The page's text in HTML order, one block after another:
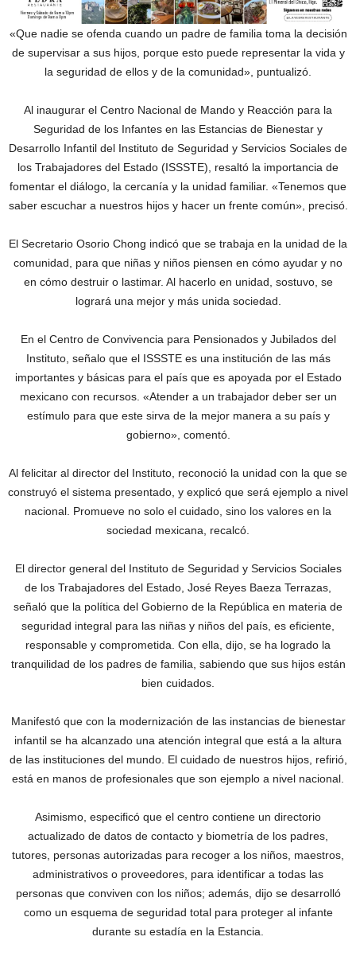
«Que nadie se ofenda cuando un padre de familia toma la decisión
de supervisar a sus hijos, porque esto puede representar la vida y
la seguridad de ellos y de la comunidad», puntualizó.
Al inaugurar el Centro Nacional de Mando y Reacción para la
Seguridad de los Infantes en las Estancias de Bienestar y
Desarrollo Infantil del Instituto de Seguridad y Servicios Sociales de
los Trabajadores del Estado (ISSSTE), resaltó la importancia de
fomentar el diálogo, la cercanía y la unidad familiar. «Tenemos que
saber escuchar a nuestros hijos y hacer un frente común», precisó.
El Secretario Osorio Chong indicó que se trabaja en la unidad de la
comunidad, para que niñas y niños piensen en cómo ayudar y no
en cómo destruir o lastimar. Al hacerlo en unidad, sostuvo, se
logrará una mejor y más unida sociedad.
En el Centro de Convivencia para Pensionados y Jubilados del
Instituto, señalo que el ISSSTE es una institución de las más
importantes y básicas para el país que es apoyada por el Estado
mexicano con recursos. «Atender a un trabajador deber ser un
estímulo para que este sirva de la mejor manera a su país y
gobierno», comentó.
Al felicitar al director del Instituto, reconoció la unidad con la que se
construyó el sistema presentado, y explicó que será ejemplo a nivel
nacional. Promueve no solo el cuidado, sino los valores en la
sociedad mexicana, recalcó.
El director general del Instituto de Seguridad y Servicios Sociales
de los Trabajadores del Estado, José Reyes Baeza Terrazas,
señaló que la política del Gobierno de la República en materia de
seguridad integral para las niñas y niños del país, es eficiente,
responsable y comprometida. Con ella, dijo, se ha logrado la
tranquilidad de los padres de familia, sabiendo que sus hijos están
bien cuidados.
Manifestó que con la modernización de las instancias de bienestar
infantil se ha alcanzado una atención integral que está a la altura
de las instituciones del mundo. El cuidado de nuestros hijos, refirió,
está en manos de profesionales que son ejemplo a nivel nacional.
Asimismo, especificó que el centro contiene un directorio
actualizado de datos de contacto y biometría de los padres,
tutores, personas autorizadas para recoger a los niños, maestros,
administrativos o proveedores, para identificar a todas las
personas que conviven con los niños; además, dijo se desarrolló
como un esquema de seguridad total para proteger al infante
durante su estadía en la Estancia.